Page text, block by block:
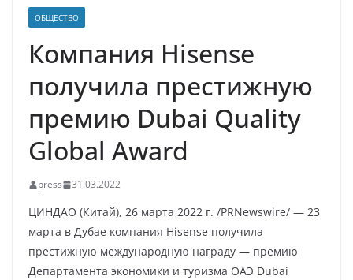
ОБЩЕСТВО
Компания Hisense
получила престижную
премию Dubai Quality
Global Award
press 31.03.2022
ЦИНДАО (Китай), 26 марта 2022 г. /PRNewswire/ — 23
марта в Дубае компания Hisense получила
престижную международную награду — премию
Департамента экономики и туризма ОАЭ Dubai